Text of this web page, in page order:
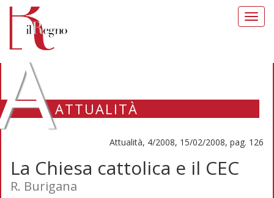
ATTUALITÀ
Attualità, 4/2008, 15/02/2008, pag. 126
La Chiesa cattolica e il CEC
R. Burigana